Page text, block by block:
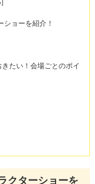
ョーを紹介！
たい！会場ごとのポイ
クターショーを